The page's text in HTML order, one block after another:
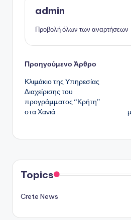
admin
Προβολή όλων των αναρτήσεων
Πλοήγηση
δημοσιεύσεων
Προηγούμενο Άρθρο
Κλιµάκιο της Υπηρεσίας
∆ιαχείρισης του
προγράµµατος “Κρήτη”
στα Χανιά
Topics
Crete News